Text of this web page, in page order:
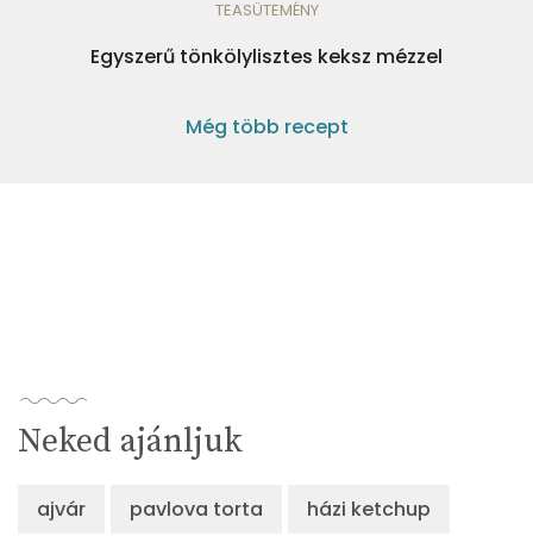
TEASÜTEMÉNY
Egyszerű tönkölylisztes keksz mézzel
Még több recept
Neked ajánljuk
ajvár pavlova torta házi ketchup